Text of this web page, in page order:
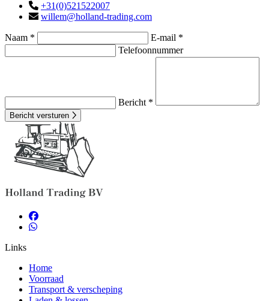
+31(0)521522007
willem@holland-trading.com
Naam *
E-mail *
Telefoonnummer
Bericht *
Bericht versturen
Links
Home
Voorraad
Transport & verscheping